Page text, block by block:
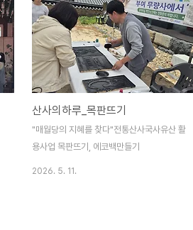
산사의하루_목판뜨기
"매월당의 지혜를 찾다"전통산사국사유산 활
용사업 목판뜨기, 에코백만들기
2026. 5. 11.